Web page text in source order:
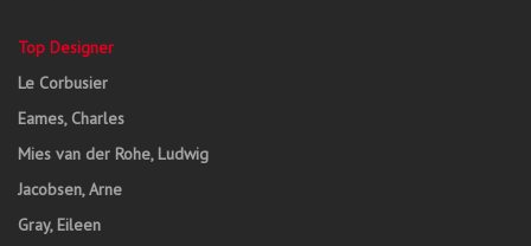
Top Designer
Le Corbusier
Eames, Charles
Mies van der Rohe, Ludwig
Jacobsen, Arne
Gray, Eileen